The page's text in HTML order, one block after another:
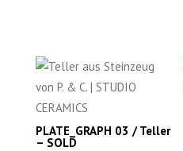
PLATE_GRAPH 03 / Teller
– SOLD